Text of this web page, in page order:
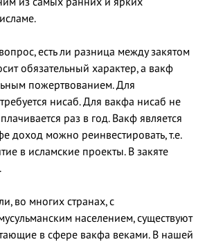
есть ли разница между закятом
обязательный характер, а вакф
пожертвованием. Для
нисаб. Для вакфа нисаб не
раз в год. Вакф является
доход можно реинвестировать, т.е.
в исламские проекты. В закяте
во многих странах, с
населением, существуют
в сфере вакфа веками. В нашей